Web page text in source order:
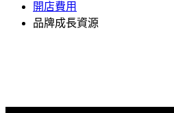
開店費用
品牌成長資源